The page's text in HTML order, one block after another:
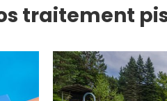
traitement